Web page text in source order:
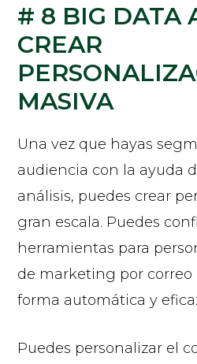
# 8 BIG DATA
CREAR
MASIVA
Una vez que hayas
audiencia con la ayuda
análisis, puedes crear
gran escala. Puedes
herramientas para
de marketing por correo
forma automática y
Puedes personalizar el